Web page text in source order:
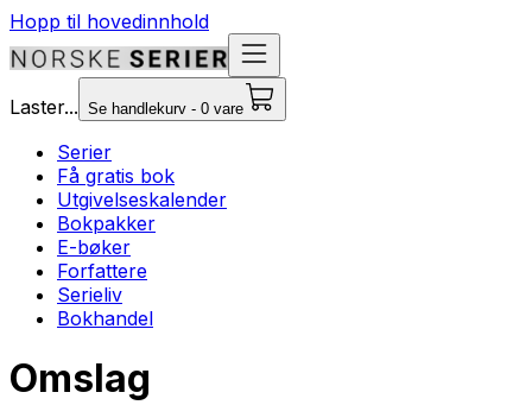
Hopp til hovedinnhold
Laster... Se handlekurv - 0 vare
Serier
Få gratis bok
Utgivelseskalender
Bokpakker
E-bøker
Forfattere
Serieliv
Bokhandel
Omslag